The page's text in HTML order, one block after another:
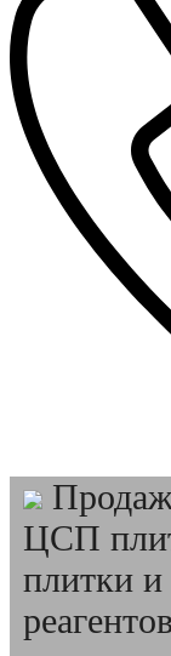
ЦСП
плитки и